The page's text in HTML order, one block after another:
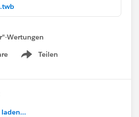
Wertungen
Teilen
Show menu